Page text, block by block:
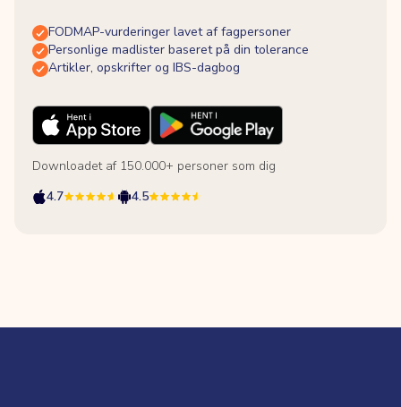
FODMAP-vurderinger lavet af fagpersoner
Personlige madlister baseret på din tolerance
Artikler, opskrifter og IBS-dagbog
Downloadet af 150.000+ personer som dig
4.7
4.5